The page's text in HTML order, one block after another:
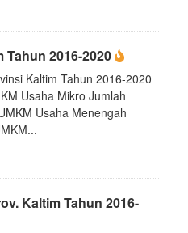
Tahun 2016-2020
Kaltim Tahun 2016-2020
Usaha Mikro Jumlah
Usaha Menengah
Kaltim Tahun 2016-